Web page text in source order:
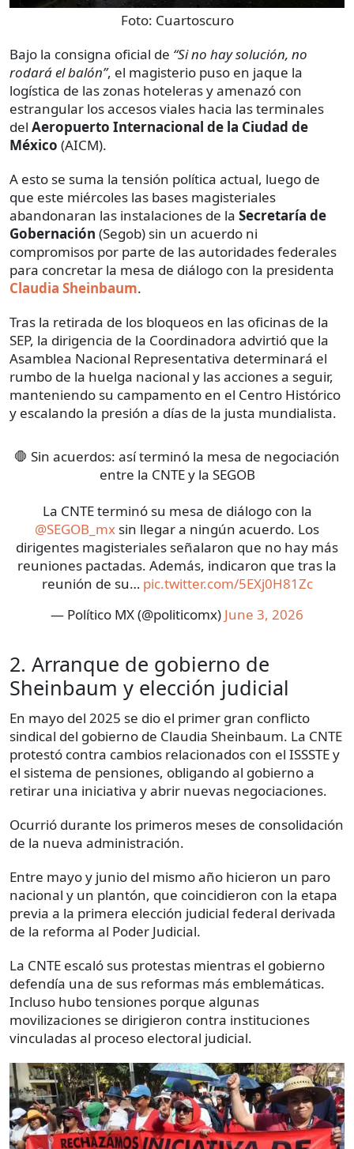
Foto: Cuartoscuro
Bajo la consigna oficial de “Si no hay solución, no
rodará el balón”, el magisterio puso en jaque la
logística de las zonas hoteleras y amenazó con
estrangular los accesos viales hacia las terminales
del Aeropuerto Internacional de la Ciudad de
México (AICM).
A esto se suma la tensión política actual, luego de
que este miércoles las bases magisteriales
abandonaran las instalaciones de la Secretaría de
Gobernación (Segob) sin un acuerdo ni
compromisos por parte de las autoridades federales
para concretar la mesa de diálogo con la presidenta
Claudia Sheinbaum.
Tras la retirada de los bloqueos en las oficinas de la
SEP, la dirigencia de la Coordinadora advirtió que la
Asamblea Nacional Representativa determinará el
rumbo de la huelga nacional y las acciones a seguir,
manteniendo su campamento en el Centro Histórico
y escalando la presión a días de la justa mundialista.
🛑 Sin acuerdos: así terminó la mesa de negociación
entre la CNTE y la SEGOB
La CNTE terminó su mesa de diálogo con la
@SEGOB_mx sin llegar a ningún acuerdo. Los
dirigentes magisteriales señalaron que no hay más
reuniones pactadas. Además, indicaron que tras la
reunión de su… pic.twitter.com/5EXj0H81Zc
— Político MX (@politicomx) June 3, 2026
2. Arranque de gobierno de
Sheinbaum y elección judicial
En mayo del 2025 se dio el primer gran conflicto
sindical del gobierno de Claudia Sheinbaum. La CNTE
protestó contra cambios relacionados con el ISSSTE y
el sistema de pensiones, obligando al gobierno a
retirar una iniciativa y abrir nuevas negociaciones.
Ocurrió durante los primeros meses de consolidación
de la nueva administración.
Entre mayo y junio del mismo año hicieron un paro
nacional y un plantón, que coincidieron con la etapa
previa a la primera elección judicial federal derivada
de la reforma al Poder Judicial.
La CNTE escaló sus protestas mientras el gobierno
defendía una de sus reformas más emblemáticas.
Incluso hubo tensiones porque algunas
movilizaciones se dirigieron contra instituciones
vinculadas al proceso electoral judicial.